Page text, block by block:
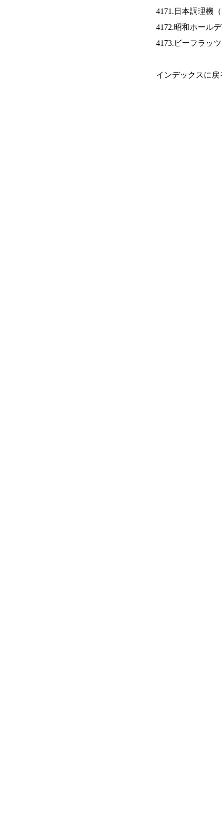
4171.日本調理機（
4172.昭和ホール
4173.ビーフラッ
インデックスに戻